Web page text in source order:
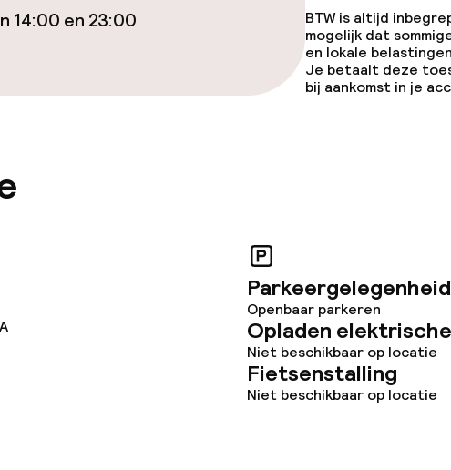
14:00 en 23:00
BTW is altijd
mogelijk dat
en lokale
Je betaalt deze
bij aankomst in je
Parkeergelegenheid
Openbaar parkeren
Opladen
Niet beschikbaar op locatie
Fietsenstalling
Niet beschikbaar op locatie